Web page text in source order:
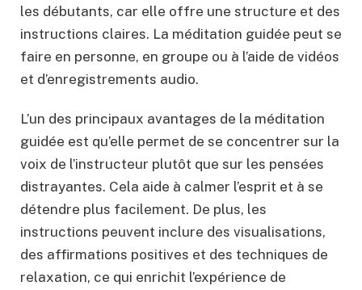
les débutants, car elle offre une structure et des
instructions claires. La méditation guidée peut se
faire en personne, en groupe ou à l’aide de vidéos
et d’enregistrements audio.
L’un des principaux avantages de la méditation
guidée est qu’elle permet de se concentrer sur la
voix de l’instructeur plutôt que sur les pensées
distrayantes. Cela aide à calmer l’esprit et à se
détendre plus facilement. De plus, les
instructions peuvent inclure des visualisations,
des affirmations positives et des techniques de
relaxation, ce qui enrichit l’expérience de